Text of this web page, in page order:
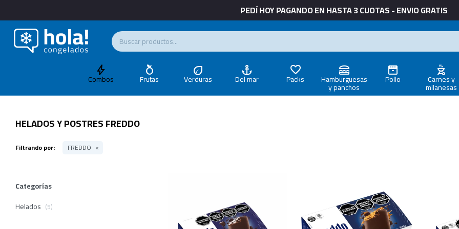
PEDÍ HOY PAGANDO EN HASTA 3 CUOTAS - ENVIO GRATIS
Combos Frutas Verduras Del mar Packs Hamburguesas
y panchos
Pollo Carnes y
milanesas
HELADOS Y POSTRES FREDDO
Filtrando por: FREDDO
Categorías
Helados (5)